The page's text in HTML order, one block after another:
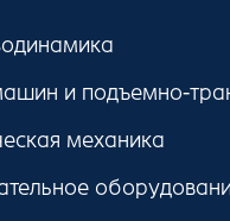
и подъемно-
механика